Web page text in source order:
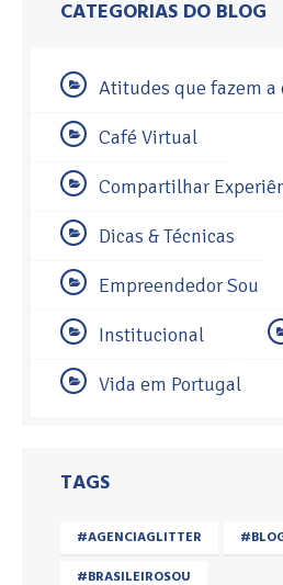
CATEGORIAS DO BLOG
Atitudes que fazem a
Café Virtual
Compartilhar
Dicas & Técnicas
Empreendedor Sou
Institucional
Vida em Portugal
TAGS
#AGENCIAGLITTER
#BRASILEIROSOU